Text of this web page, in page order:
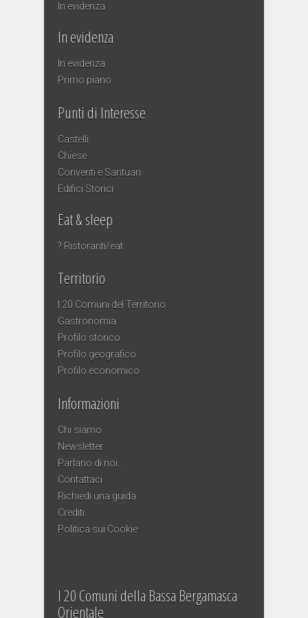
In evidenza
In evidenza
In evidenza
Primo piano
Punti di Interesse
Castelli
Chiese
Conventi e Santuari
Edifici Storici
Eat & sleep
? Ristoranti/eat
Territorio
I 20 Comuni del Territorio
Gastronomia
Profilo storico
Profilo geografico
Profilo economico
Informazioni
Chi siamo
Newsletter
Parlano di noi…
Contattaci
Richiedi una guida
Crediti
Politica sui Cookie
I 20 Comuni della Bassa Bergamasca
Orientale